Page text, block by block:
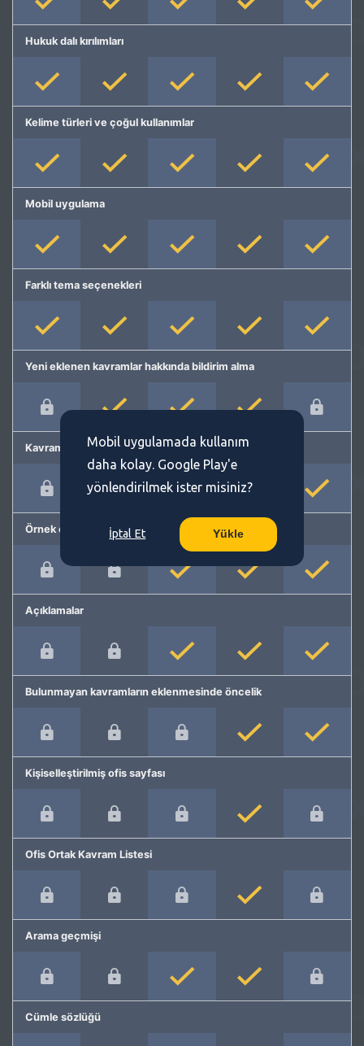
Hukuk dalı kırılımları
Kelime türleri ve çoğul kullanımlar
Mobil uygulama
Farklı tema seçenekleri
Yeni eklenen kavramlar hakkında bildirim alma
Kavram önerme
Örnek cümleler
Açıklamalar
Bulunmayan kavramların eklenmesinde öncelik
Kişiselleştirilmiş ofis sayfası
Ofis Ortak Kavram Listesi
Arama geçmişi
Cümle sözlüğü
Mobil uygulamada kullanım
daha kolay. Google Play'e
yönlendirilmek ister misiniz?
İptal Et Yükle